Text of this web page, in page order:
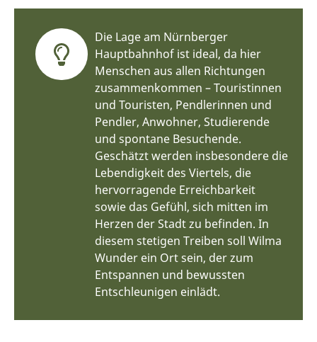
Die Lage am Nürnberger
Hauptbahnhof ist ideal, da hier
Menschen aus allen Richtungen
zusammenkommen – Touristinnen
und Touristen, Pendlerinnen und
Pendler, Anwohner, Studierende
und spontane Besuchende.
Geschätzt werden insbesondere die
Lebendigkeit des Viertels, die
hervorragende Erreichbarkeit
sowie das Gefühl, sich mitten im
Herzen der Stadt zu befinden. In
diesem stetigen Treiben soll Wilma
Wunder ein Ort sein, der zum
Entspannen und bewussten
Entschleunigen einlädt.